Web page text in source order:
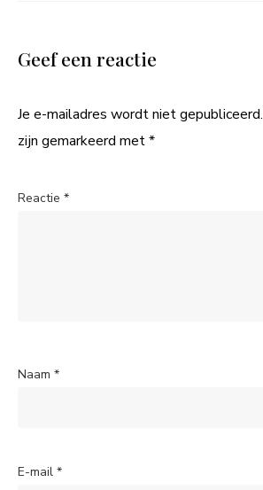
Geef een reactie
Je e-mailadres wordt niet gepubliceerd.
zijn gemarkeerd met*
Reactie *
Naam *
E-mail *